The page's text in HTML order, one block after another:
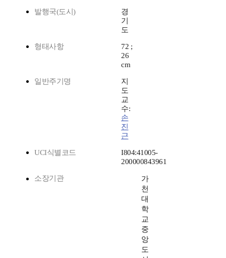
발행국(도시)
경
기
도
형태사항
72 ;
26
cm
일반주기명
지
도
교
수:
손
진
근
UCI식별코드
I804:41005-
200000843961
소장기관
가
천
대
학
교
중
앙
도